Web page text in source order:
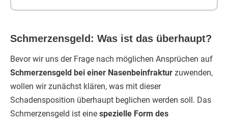
Schmerzensgeld: Was ist das überhaupt?
Bevor wir uns der Frage nach möglichen Ansprüchen auf
Schmerzensgeld bei einer Nasenbeinfraktur zuwenden,
wollen wir zunächst klären, was mit dieser
Schadensposition überhaupt beglichen werden soll. Das
Schmerzensgeld ist eine spezielle Form des